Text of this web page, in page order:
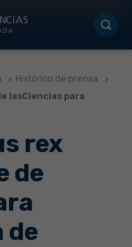
Histórico de prensa
lasCiencias para
rex
de
de